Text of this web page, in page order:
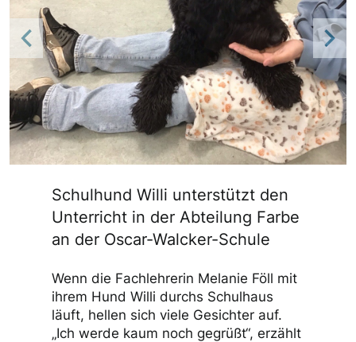
Previous
Schulhund Willi unterstützt den
Unterricht in der Abteilung Farbe
an der Oscar-Walcker-Schule
Wenn die Fachlehrerin Melanie Föll mit
ihrem Hund Willi durchs Schulhaus
läuft, hellen sich viele Gesichter auf.
„Ich werde kaum noch gegrüßt“, erzählt